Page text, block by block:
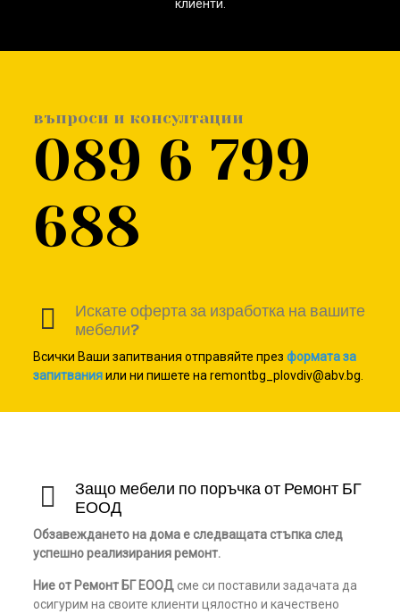
клиенти.
въпроси и консултации
089 6 799
688
Искате оферта за изработка на вашите
мебели?
Всички Ваши запитвания отправяйте презформата за
запитвания или ни пишете на remontbg_plovdiv@abv.bg.
Защо мебели по поръчка от Ремонт БГ
ЕООД
Обзавеждането на дома е следващата стъпка след
успешно реализирания ремонт.
Ние от Ремонт БГ ЕООДсме си поставили задачата да
осигурим на своите клиенти цялостно и качествено